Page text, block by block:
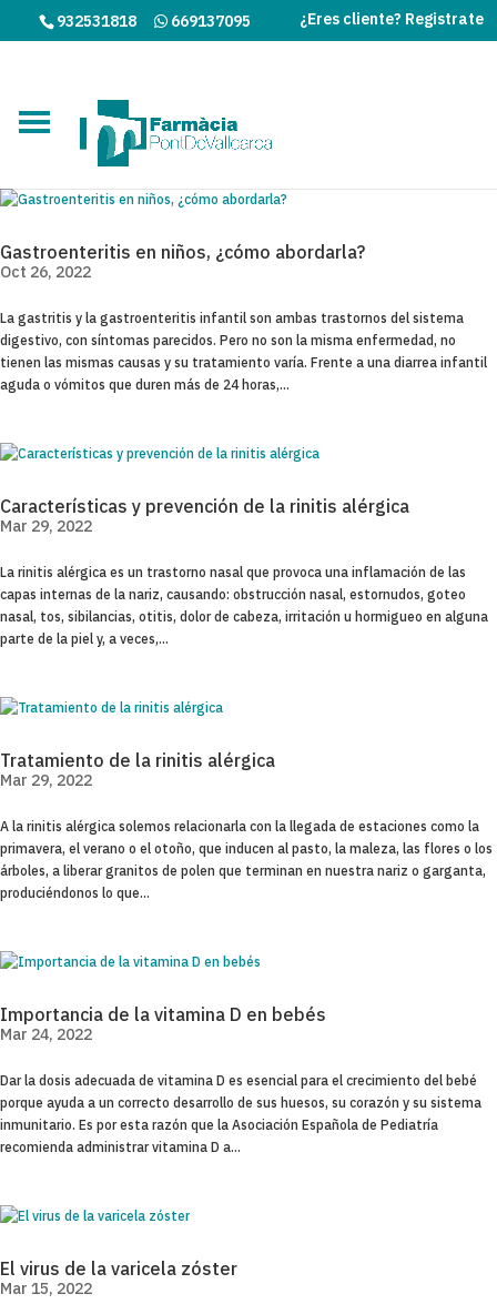
932531818 669137095 ¿Eres cliente? Registrate
Gastroenteritis en niños, ¿cómo abordarla?
Oct 26, 2022
La gastritis y la gastroenteritis infantil son ambas trastornos del sistema
digestivo, con síntomas parecidos. Pero no son la misma enfermedad, no
tienen las mismas causas y su tratamiento varía. Frente a una diarrea infantil
aguda o vómitos que duren más de 24 horas,...
Características y prevención de la rinitis alérgica
Mar 29, 2022
La rinitis alérgica es un trastorno nasal que provoca una inflamación de las
capas internas de la nariz, causando: obstrucción nasal, estornudos, goteo
nasal, tos, sibilancias, otitis, dolor de cabeza, irritación u hormigueo en alguna
parte de la piel y, a veces,...
Tratamiento de la rinitis alérgica
Mar 29, 2022
A la rinitis alérgica solemos relacionarla con la llegada de estaciones como la
primavera, el verano o el otoño, que inducen al pasto, la maleza, las flores o los
árboles, a liberar granitos de polen que terminan en nuestra nariz o garganta,
produciéndonos lo que...
Importancia de la vitamina D en bebés
Mar 24, 2022
Dar la dosis adecuada de vitamina D es esencial para el crecimiento del bebé
porque ayuda a un correcto desarrollo de sus huesos, su corazón y su sistema
inmunitario. Es por esta razón que la Asociación Española de Pediatría
recomienda administrar vitamina D a...
El virus de la varicela zóster
Mar 15, 2022